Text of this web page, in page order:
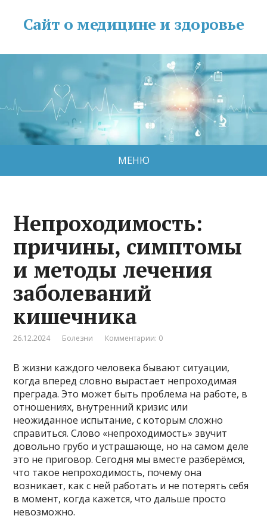
Сайт о медицине и здоровье
МЕНЮ
Непроходимость:
причины, симптомы
и методы лечения
заболеваний
кишечника
26.12.2024 Болезни Комментарии: 0
В жизни каждого человека бывают ситуации,
когда вперед словно вырастает непроходимая
преграда. Это может быть проблема на работе, в
отношениях, внутренний кризис или
неожиданное испытание, с которым сложно
справиться. Слово «непроходимость» звучит
довольно грубо и устрашающе, но на самом деле
это не приговор. Сегодня мы вместе разберёмся,
что такое непроходимость, почему она
возникает, как с ней работать и не потерять себя
в момент, когда кажется, что дальше просто
невозможно.